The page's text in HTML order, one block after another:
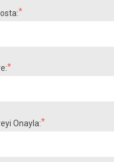
*
*
Onayla:*